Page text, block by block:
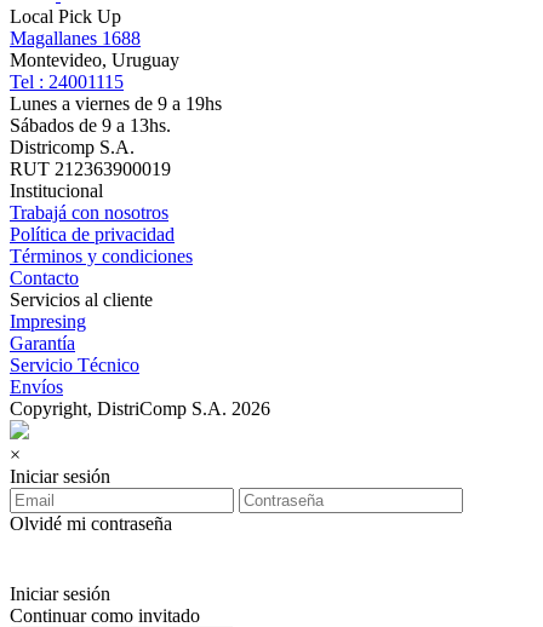
Local Pick Up
Magallanes 1688
Montevideo, Uruguay
Tel : 24001115
Lunes a viernes de 9 a 19hs
Sábados de 9 a 13hs.
Districomp S.A.
RUT 212363900019
Institucional
Trabajá con nosotros
Política de privacidad
Términos y condiciones
Contacto
Servicios al cliente
Impresing
Garantía
Servicio Técnico
Envíos
Copyright, DistriComp S.A. 2026
×
Iniciar sesión
Olvidé mi contraseña
Iniciar sesión
Continuar como invitado